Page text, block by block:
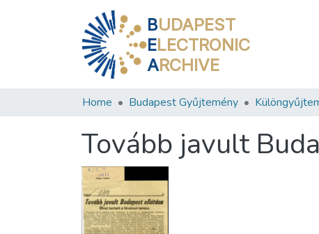
BUDAPEST
ELECTRONIC
ARCHIVE
Home Budapest Gyűjtemény
Tovább javult